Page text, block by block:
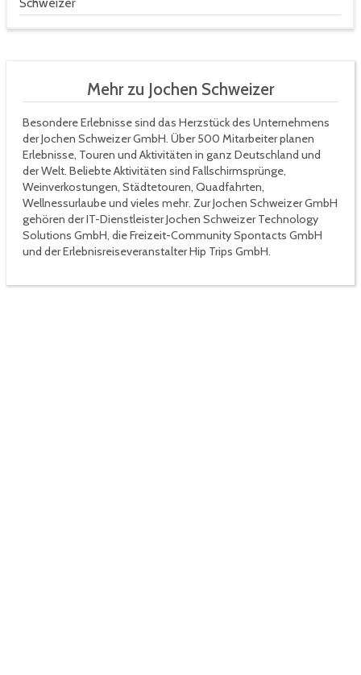
Mehr zu Jochen Schweizer
Besondere Erlebnisse sind das Herzstück des Unternehmens
der Jochen Schweizer GmbH. Über 500 Mitarbeiter planen
Erlebnisse, Touren und Aktivitäten in ganz Deutschland und
der Welt. Beliebte Aktivitäten sind Fallschirmsprünge,
Weinverkostungen, Städtetouren, Quadfahrten,
Wellnessurlaube und vieles mehr. Zur Jochen Schweizer GmbH
gehören der IT-Dienstleister Jochen Schweizer Technology
Solutions GmbH, die Freizeit-Community Spontacts GmbH
und der Erlebnisreiseveranstalter Hip Trips GmbH.